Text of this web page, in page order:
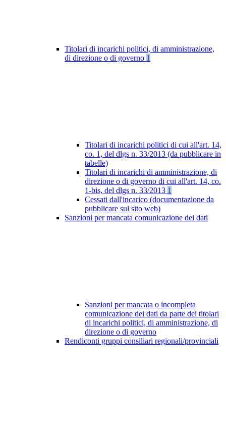
Titolari di incarichi politici, di amministrazione,
di direzione o di governo 1
Titolari di incarichi politici di cui all'art. 14,
co. 1, del dlgs n. 33/2013 (da pubblicare in
tabelle)
Titolari di incarichi di amministrazione, di
direzione o di governo di cui all'art. 14, co.
1-bis, del dlgs n. 33/2013 1
Cessati dall'incarico (documentazione da
pubblicare sul sito web)
Sanzioni per mancata comunicazione dei dati
Sanzioni per mancata o incompleta
comunicazione dei dati da parte dei titolari
di incarichi politici, di amministrazione, di
direzione o di governo
Rendiconti gruppi consiliari regionali/provinciali